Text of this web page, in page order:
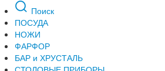
Поиск
ПОСУДА
НОЖИ
ФАРФОР
БАР и ХРУСТАЛЬ